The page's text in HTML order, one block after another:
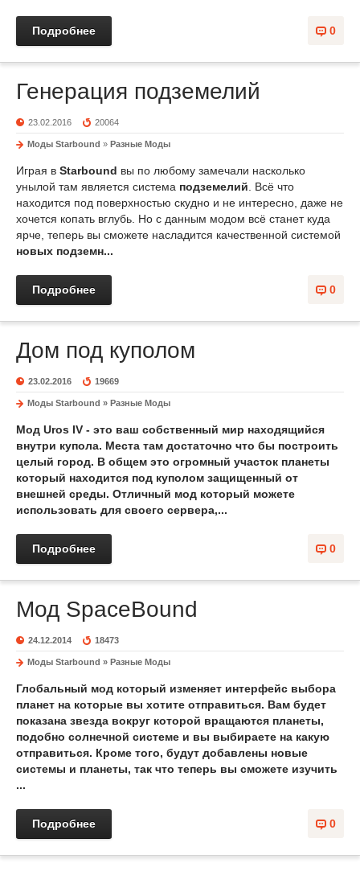
0
Подробнее
Генерация подземелий
23.02.2016 20064
Моды Starbound » Разные Моды
Играя в Starbound вы по любому замечали насколько
унылой там является система подземелий . Всё что
находится под поверхностью скудно и не интересно, даже не
хочется копать вглубь. Но с данным модом всё станет куда
ярче, теперь вы сможете насладится качественной системой
новых подземн...
0
Подробнее
Дом под куполом
23.02.2016 19669
Моды Starbound » Разные Моды
Мод Uros IV - это ваш собственный мир находящийся
внутри купола. Места там достаточно что бы построить
целый город. В общем это огромный участок планеты
который находится под куполом защищенный от
внешней среды. Отличный мод который можете
использовать для своего сервера,...
0
Подробнее
Мод SpaceBound
24.12.2014 18473
Моды Starbound » Разные Моды
Глобальный мод который изменяет интерфейс выбора
планет на которые вы хотите отправиться. Вам будет
показана звезда вокруг которой вращаются планеты,
подобно солнечной системе и вы выбираете на какую
отправиться. Кроме того, будут добавлены новые
системы и планеты, так что теперь вы сможете изучить
...
0
Подробнее